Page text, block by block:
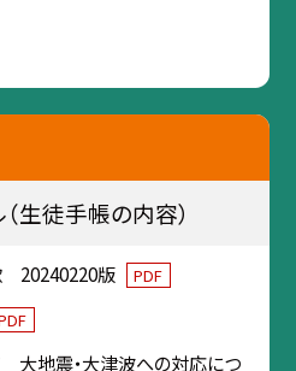
生徒手帳の内容）
20240220版 PDF
大地震・大津波への対応につ